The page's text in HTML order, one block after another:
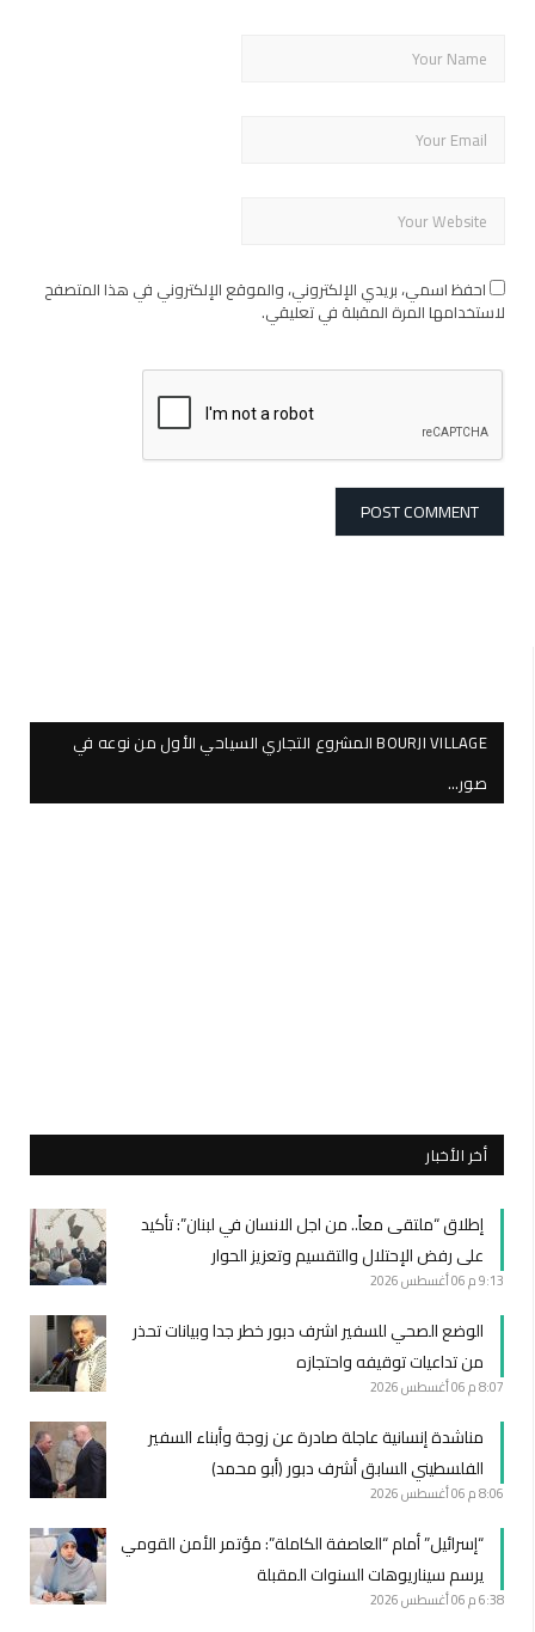
احفظ اسمي، بريدي الإلكتروني، والموقع الإلكتروني في هذا المتصفح
لاستخدامها المرة المقبلة في تعليقي.
BOURJI VILLAGE المشروع التجاري السياحي الأول من نوعه في
صور…
أخر الأخبار
إطلاق “ملتقى معاً.. من اجل الانسان في لبنان”: تأكيد
على رفض الإحتلال والتقسيم وتعزيز الحوار
9:13 م 06 أغسطس 2026
الوضع الصحي للسفير اشرف دبور خطر جدا وبيانات تحذر
من تداعيات توقيفه واحتجازه
8:07 م 06 أغسطس 2026
مناشدة إنسانية عاجلة صادرة عن زوجة وأبناء السفير
الفلسطيني السابق أشرف دبور (أبو محمد)
8:06 م 06 أغسطس 2026
“إسرائيل” أمام “العاصفة الكاملة”: مؤتمر الأمن القومي
يرسم سيناريوهات السنوات المقبلة
6:38 م 06 أغسطس 2026